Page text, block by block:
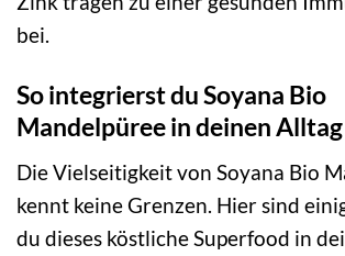
bei.
So integrierst du Soyana Bio
Mandelpüree in deinen Alltag
Die Vielseitigkeit von Soyana Bio
kennt keine Grenzen. Hier sind
du dieses köstliche Superfood in